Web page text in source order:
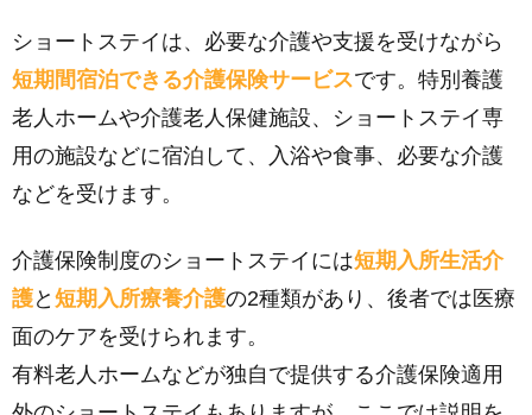
ショートステイは、必要な介護や支援を受けながら
短期間宿泊できる介護保険サービスです。特別養護
老人ホームや介護老人保健施設、ショートステイ専
用の施設などに宿泊して、入浴や食事、必要な介護
などを受けます。
介護保険制度のショートステイには短期入所生活介
護と 短期入所療養介護の2種類があり、後者では医療
面のケアを受けられます。
有料老人ホームなどが独自で提供する介護保険適用